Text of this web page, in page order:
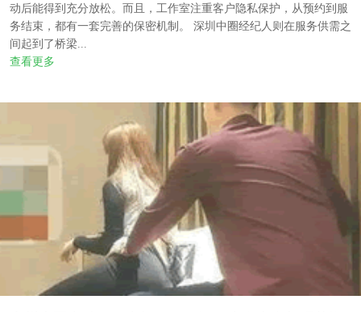
动后能得到充分放松。而且，工作室注重客户隐私保护，从预约到服
务结束，都有一套完善的保密机制。 深圳中圈经纪人则在服务供需之
间起到了桥梁...
查看更多